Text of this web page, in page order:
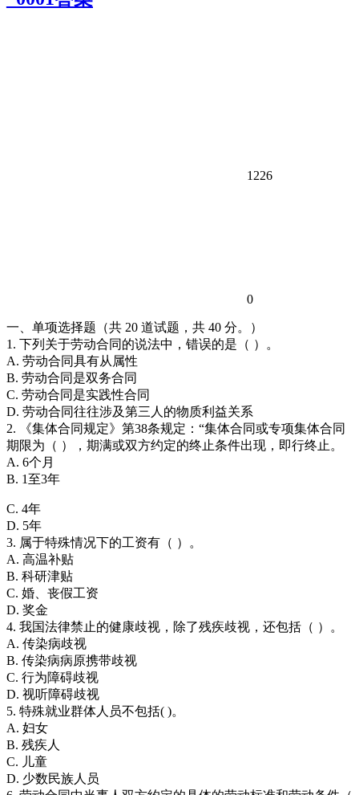
1226
0
一、单项选择题（共 20 道试题，共 40 分。）
1. 下列关于劳动合同的说法中，错误的是（ ）。
A. 劳动合同具有从属性
B. 劳动合同是双务合同
C. 劳动合同是实践性合同
D. 劳动合同往往涉及第三人的物质利益关系
2. 《集体合同规定》第38条规定：“集体合同或专项集体合同
期限为（ ），期满或双方约定的终止条件出现，即行终止。
A. 6个月
B. 1至3年
C. 4年
D. 5年
3. 属于特殊情况下的工资有（ ）。
A. 高温补贴
B. 科研津贴
C. 婚、丧假工资
D. 奖金
4. 我国法律禁止的健康歧视，除了残疾歧视，还包括（ ）。
A. 传染病歧视
B. 传染病病原携带歧视
C. 行为障碍歧视
D. 视听障碍歧视
5. 特殊就业群体人员不包括( )。
A. 妇女
B. 残疾人
C. 儿童
D. 少数民族人员